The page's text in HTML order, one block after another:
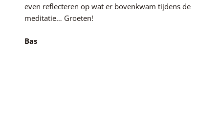
even reflecteren op wat er bovenkwam tijdens de
meditatie… Groeten!
Bas